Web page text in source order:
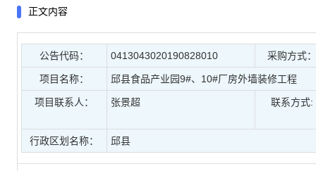
正文内容
公告代码： 0413043020190828010 采购方式：
项目名称： 邱县食品产业园9#、10#厂房外墙装修工程
项目联系人： 张景超 联系方式:
行政区划名称： 邱县